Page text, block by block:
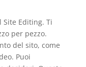
Site Editing. Ti
per pezzo.
del sito, come
Puoi